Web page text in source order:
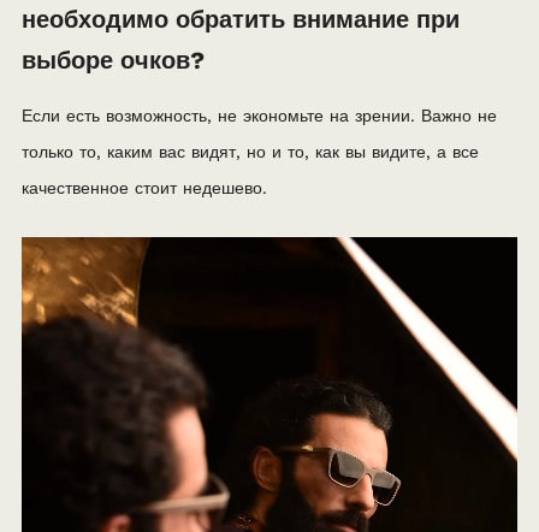
необходимо обратить внимание при
выборе очков?
Если есть возможность, не экономьте на зрении. Важно не
только то, каким вас видят, но и то, как вы видите, а все
качественное стоит недешево.